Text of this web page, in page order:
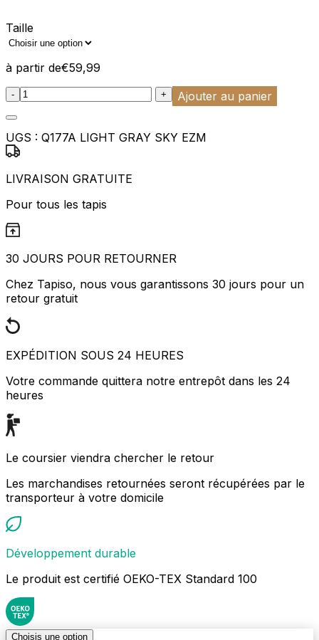
Taille
à partir de€59,99
:product_name quantity
- + Ajouter au panier
UGS : Q177A LIGHT GRAY SKY EZM
LIVRAISON GRATUITE
Pour tous les tapis
30 JOURS POUR RETOURNER
Chez Tapiso, nous vous garantissons 30 jours pour un
retour gratuit
EXPÉDITION SOUS 24 HEURES
Votre commande quittera notre entrepôt dans les 24
heures
Le coursier viendra chercher le retour
Les marchandises retournées seront récupérées par le
transporteur à votre domicile
Développement durable
Le produit est certifié OEKO-TEX Standard 100
Choisis une option